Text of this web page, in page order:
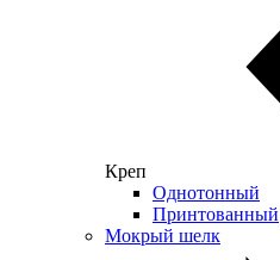
Креп
Однотонный
Принтованный
Мокрый шелк